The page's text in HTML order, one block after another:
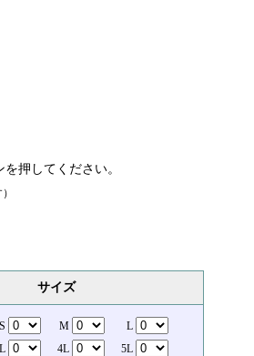
押してください。
サイズ
S M
L
4L
5L